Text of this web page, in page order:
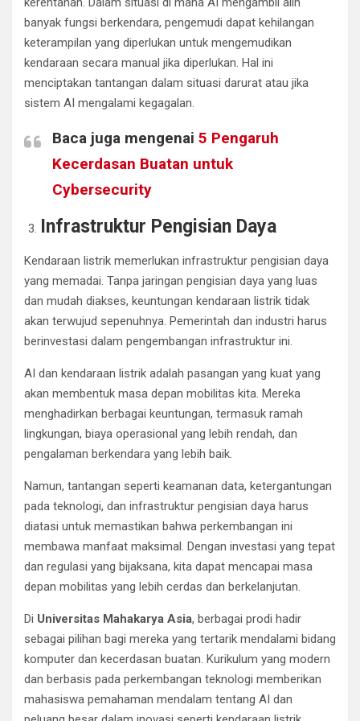
banyak fungsi berkendara, pengemudi dapat kehilangan
keterampilan yang diperlukan untuk mengemudikan
kendaraan secara manual jika diperlukan. Hal ini
menciptakan tantangan dalam situasi darurat atau jika
sistem AI mengalami kegagalan.
Baca juga mengenai 5 Pengaruh
Kecerdasan Buatan untuk
Cybersecurity
Infrastruktur Pengisian Daya
Kendaraan listrik memerlukan infrastruktur pengisian daya
yang memadai. Tanpa jaringan pengisian daya yang luas
dan mudah diakses, keuntungan kendaraan listrik tidak
akan terwujud sepenuhnya. Pemerintah dan industri harus
berinvestasi dalam pengembangan infrastruktur ini.
AI dan kendaraan listrik adalah pasangan yang kuat yang
akan membentuk masa depan mobilitas kita. Mereka
menghadirkan berbagai keuntungan, termasuk ramah
lingkungan, biaya operasional yang lebih rendah, dan
pengalaman berkendara yang lebih baik.
Namun, tantangan seperti keamanan data, ketergantungan
pada teknologi, dan infrastruktur pengisian daya harus
diatasi untuk memastikan bahwa perkembangan ini
membawa manfaat maksimal. Dengan investasi yang tepat
dan regulasi yang bijaksana, kita dapat mencapai masa
depan mobilitas yang lebih cerdas dan berkelanjutan.
Di Universitas Mahakarya Asia, berbagai prodi hadir
sebagai pilihan bagi mereka yang tertarik mendalami bidang
komputer dan kecerdasan buatan. Kurikulum yang modern
dan berbasis pada perkembangan teknologi memberikan
mahasiswa pemahaman mendalam tentang AI dan